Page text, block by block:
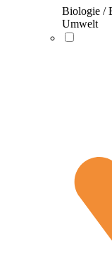
Biologie /
Umwelt